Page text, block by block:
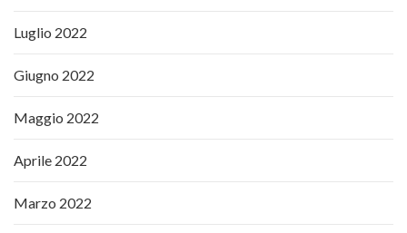
Luglio 2022
Giugno 2022
Maggio 2022
Aprile 2022
Marzo 2022